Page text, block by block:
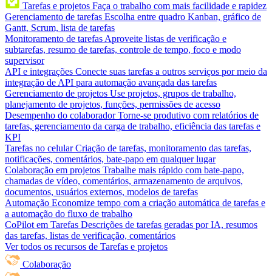
Tarefas e projetos Faça o trabalho com mais facilidade e rapidez
Gerenciamento de tarefas Escolha entre quadro Kanban, gráfico de
Gantt, Scrum, lista de tarefas
Monitoramento de tarefas Aproveite listas de verificação e
subtarefas, resumo de tarefas, controle de tempo, foco e modo
supervisor
API e integrações Conecte suas tarefas a outros serviços por meio da
integração de API para automação avançada das tarefas
Gerenciamento de projetos Use projetos, grupos de trabalho,
planejamento de projetos, funções, permissões de acesso
Desempenho do colaborador Torne-se produtivo com relatórios de
tarefas, gerenciamento da carga de trabalho, eficiência das tarefas e
KPI
Tarefas no celular Criação de tarefas, monitoramento das tarefas,
notificações, comentários, bate-papo em qualquer lugar
Colaboração em projetos Trabalhe mais rápido com bate-papo,
chamadas de vídeo, comentários, armazenamento de arquivos,
documentos, usuários externos, modelos de tarefas
Automação Economize tempo com a criação automática de tarefas e
a automação do fluxo de trabalho
CoPilot em Tarefas Descrições de tarefas geradas por IA, resumos
das tarefas, listas de verificação, comentários
Ver todos os recursos de Tarefas e projetos
Colaboração